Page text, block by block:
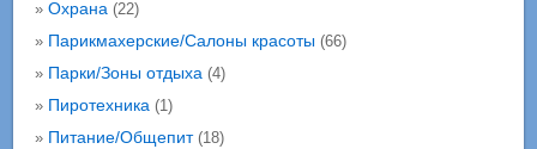
» Охрана(22)
» Парикмахерские/Салоны красоты(66)
» Парки/Зоны отдыха(4)
» Пиротехника(1)
» Питание/Общепит(18)